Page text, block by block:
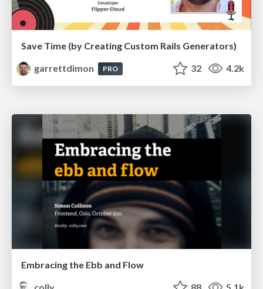
Save Time (by Creating Custom Rails Generators)
garrettdimon
PRO 32 4.2k
Embracing the Ebb and Flow